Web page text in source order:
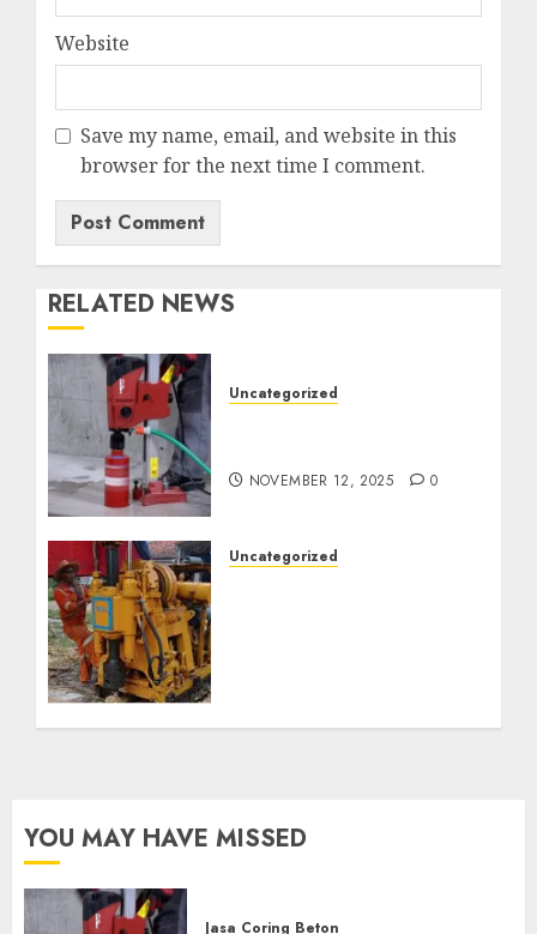
Website
Save my name, email, and website in this
browser for the next time I comment.
RELATED NEWS
Uncategorized
NOVEMBER 12, 2025 0
Uncategorized
YOU MAY HAVE MISSED
Jasa Coring Beton